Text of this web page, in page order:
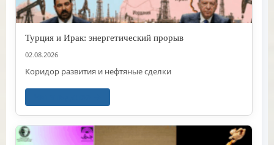
Турция и Ирак: энергетический прорыв
02.08.2026
Коридор развития и нефтяные сделки